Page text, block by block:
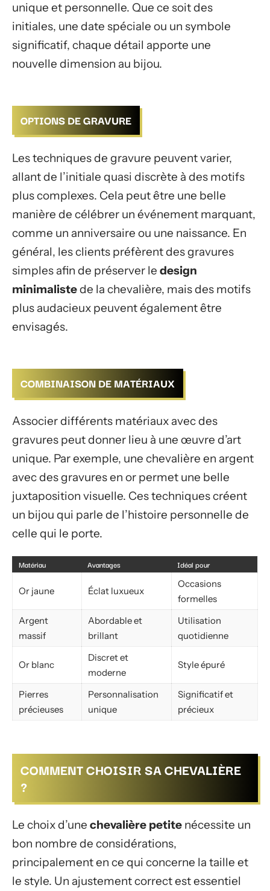
unique et personnelle. Que ce soit des
initiales, une date spéciale ou un symbole
significatif, chaque détail apporte une
nouvelle dimension au bijou.
OPTIONS DE GRAVURE
Les techniques de gravure peuvent varier,
allant de l’initiale quasi discrète à des motifs
plus complexes. Cela peut être une belle
manière de célébrer un événement marquant,
comme un anniversaire ou une naissance. En
général, les clients préfèrent des gravures
simples afin de préserver le design
minimalistede la chevalière, mais des motifs
plus audacieux peuvent également être
envisagés.
COMBINAISON DE MATÉRIAUX
Associer différents matériaux avec des
gravures peut donner lieu à une œuvre d’art
unique. Par exemple, une chevalière en argent
avec des gravures en or permet une belle
juxtaposition visuelle. Ces techniques créent
un bijou qui parle de l’histoire personnelle de
celle qui le porte.
Matériau Avantages Idéal pour
Or jaune Éclat luxueux
Occasions
formelles
Argent
massif
Abordable et
brillant
Utilisation
quotidienne
Or blanc
Discret et
moderne
Style épuré
Pierres
précieuses
Personnalisation
unique
Significatif et
précieux
COMMENT CHOISIR SA CHEVALIÈRE
?
Le choix d’une chevalière petite nécessite un
bon nombre de considérations,
principalement en ce qui concerne la taille et
le style. Un ajustement correct est essentiel